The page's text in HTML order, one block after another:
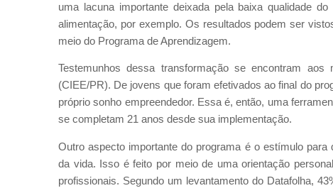
uma lacuna importante deixada pela baixa qualidade
alimentação, por exemplo. Os resultados podem ser
meio do Programa de Aprendizagem.
Testemunhos dessa transformação se encontram
(CIEE/PR). De jovens que foram efetivados ao final do
próprio sonho empreendedor. Essa é, então, uma
se completam 21 anos desde sua implementação.
Outro aspecto importante do programa é o estímulo
da vida. Isso é feito por meio de uma orientação
profissionais. Segundo um levantamento do Datafolha,